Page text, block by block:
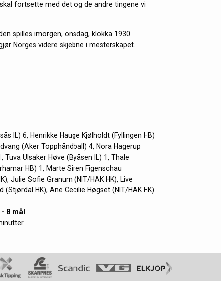
fortsette med det og de andre tingene vi
spilles imorgen, onsdag, klokka 1930.
Norges videre skjebne i mesterskapet.
IL) 6, Henrikke Hauge Kjølholdt (Fyllingen HB)
(Aker Topphåndball) 4, Nora Hagerup
Tuva Ulsaker Høve (Byåsen IL) 1, Thale
HB) 1, Marte Siren Figenschau
Julie Sofie Granum (NIT/HAK HK), Live
(Stjørdal HK), Ane Cecilie Høgset (NIT/HAK HK)
8 mål